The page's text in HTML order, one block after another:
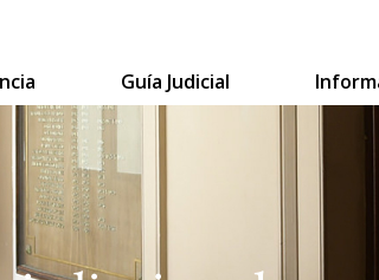
Guía Judicial